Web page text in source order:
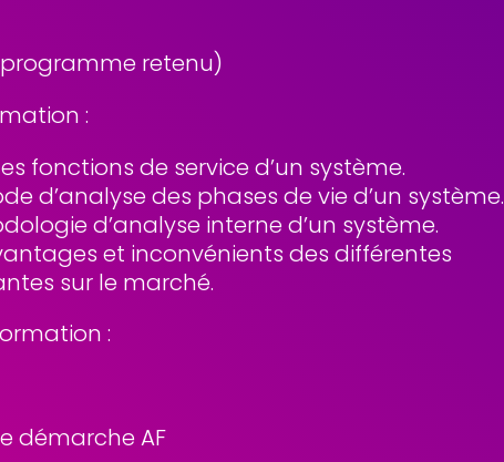
retenu)
:
fonctions de service d’un système.
d’analyse des phases de vie d’un système.
d’analyse interne d’un système.
et inconvénients des différentes
sur le marché.
:
démarche AF